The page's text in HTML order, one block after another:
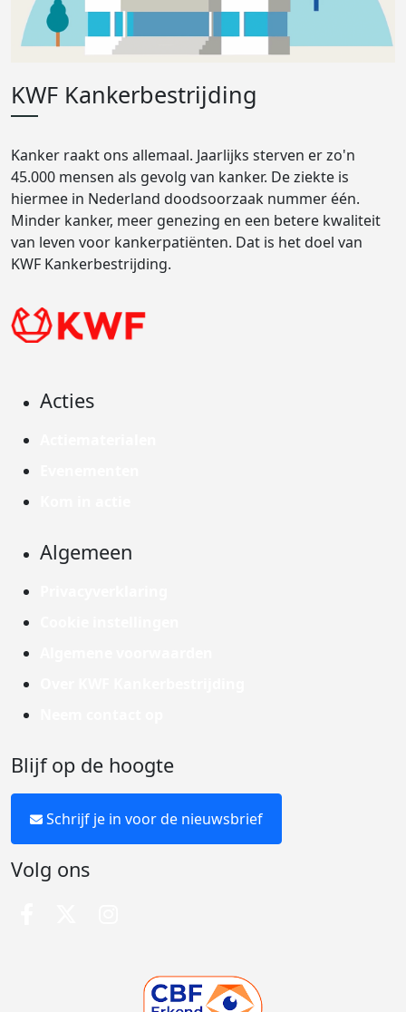
KWF Kankerbestrijding
Kanker raakt ons allemaal. Jaarlijks sterven er zo'n
45.000 mensen als gevolg van kanker. De ziekte is
hiermee in Nederland doodsoorzaak nummer één.
Minder kanker, meer genezing en een betere kwaliteit
van leven voor kankerpatiënten. Dat is het doel van
KWF Kankerbestrijding.
Acties
Algemeen
Blijf op de hoogte
Schrijf je in voor de nieuwsbrief
Volg ons